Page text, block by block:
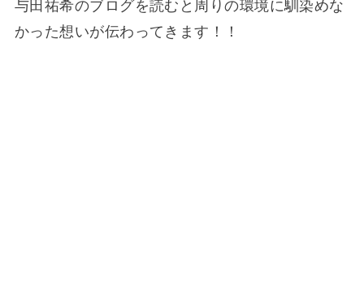
与田祐希のブログを読むと周りの環境に馴染めな
かった想いが伝わってきます！！